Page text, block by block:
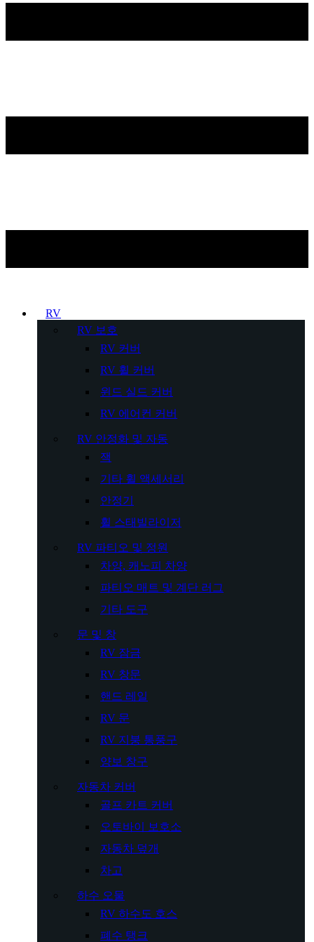
RV
RV 보호
RV 커버
RV 휠 커버
윈드 실드 커버
RV 에어컨 커버
RV 안정화 및 자동
잭
기타 휠 액세서리
안정기
휠 스태빌라이저
RV 파티오 및 정원
차양, 캐노피 차양
파티오 매트 및 계단 러그
기타 도구
문 및 창
RV 잠금
RV 창문
핸드 레일
RV 문
RV 지붕 통풍구
양보 창구
자동차 커버
골프 카트 커버
오토바이 보호소
자동차 덮개
차고
하수 오물
RV 하수도 호스
폐수 탱크